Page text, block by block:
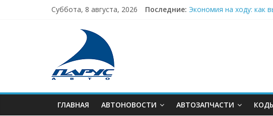
Суббота, 8 августа, 2026 Последние: Экономия на ходу: как
тренде
АВТОновинок
ГЛАВНАЯ АВТОНОВОСТИ АВТОЗАПЧАСТИ